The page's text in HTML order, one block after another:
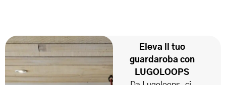
Eleva il tuo
guardaroba con
LUGOLOOPS